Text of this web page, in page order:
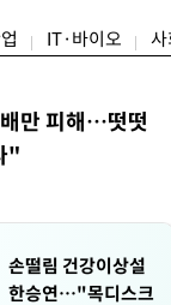
IT·바이오 사
만 피해…떳떳
"
손떨림 건강이상설
한승연…"목디스크